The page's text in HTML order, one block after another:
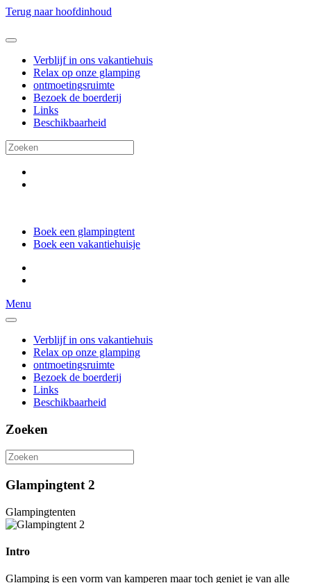
Terug naar hoofdinhoud
Verblijf in ons vakantiehuis
Relax op onze glamping
ontmoetingsruimte
Bezoek de boerderij
Links
Beschikbaarheid
Boek een glampingtent
Boek een vakantiehuisje
Menu
Verblijf in ons vakantiehuis
Relax op onze glamping
ontmoetingsruimte
Bezoek de boerderij
Links
Beschikbaarheid
Zoeken
Glampingtent 2
Glampingtenten
Intro
Glamping is een vorm van kamperen maar toch geniet je van alle